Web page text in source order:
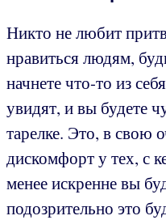
Никто не любит
нравиться людям,
начнете что-то из
увидят, и вы будете
тарелке. Это, в свою
дискомфорт у тех, с
менее искренне вы
подозрительно это